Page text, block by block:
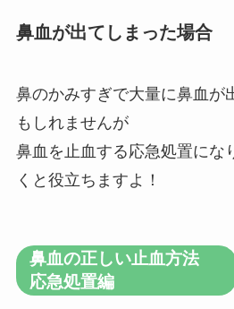
鼻血が出てしまった場合
鼻のかみすぎで大量に鼻血が
もしれませんが
鼻血を止血する応急処置にな
くと役立ちますよ！
鼻血の正しい止血方法
応急処置編